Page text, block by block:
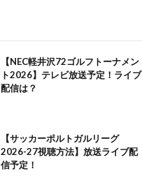
【NEC軽井沢72ゴルフトーナメン
ト2026】テレビ放送予定！ライブ
配信は？
【サッカーポルトガルリーグ
2026-27視聴方法】放送ライブ配
信予定！